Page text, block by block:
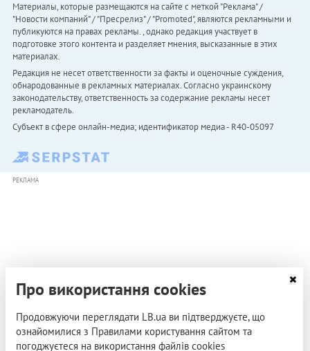
Материалы, которые размещаются на сайте с меткой "Реклама" /
"Новости компаний" / "Пресрелиз" / "Promoted", являются рекламными и
публикуются на правах рекламы. , однако редакция участвует в
подготовке этого контента и разделяет мнения, высказанные в этих
материалах.
Редакция не несет ответственности за факты и оценочные суждения,
обнародованные в рекламных материалах. Согласно украинскому
законодательству, ответственность за содержание рекламы несет
рекламодатель.
Субъект в сфере онлайн-медиа; идентификатор медиа - R40-05097
РЕКЛАМА
Про використання cookies
Продовжуючи переглядати LB.ua ви підтверджуєте, що
ознайомилися з Правилами користування сайтом та
погоджуєтеся на використання файлів cookies